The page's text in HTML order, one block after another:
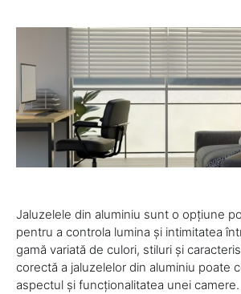
Jaluzelele din aluminiu sunt o opțiune
pentru a controla lumina și intimitatea
gamă variată de culori, stiluri și
corectă a jaluzelelor din aluminiu poate
aspectul și funcționalitatea unei camere.